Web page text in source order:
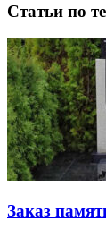
Статьи по
Заказ